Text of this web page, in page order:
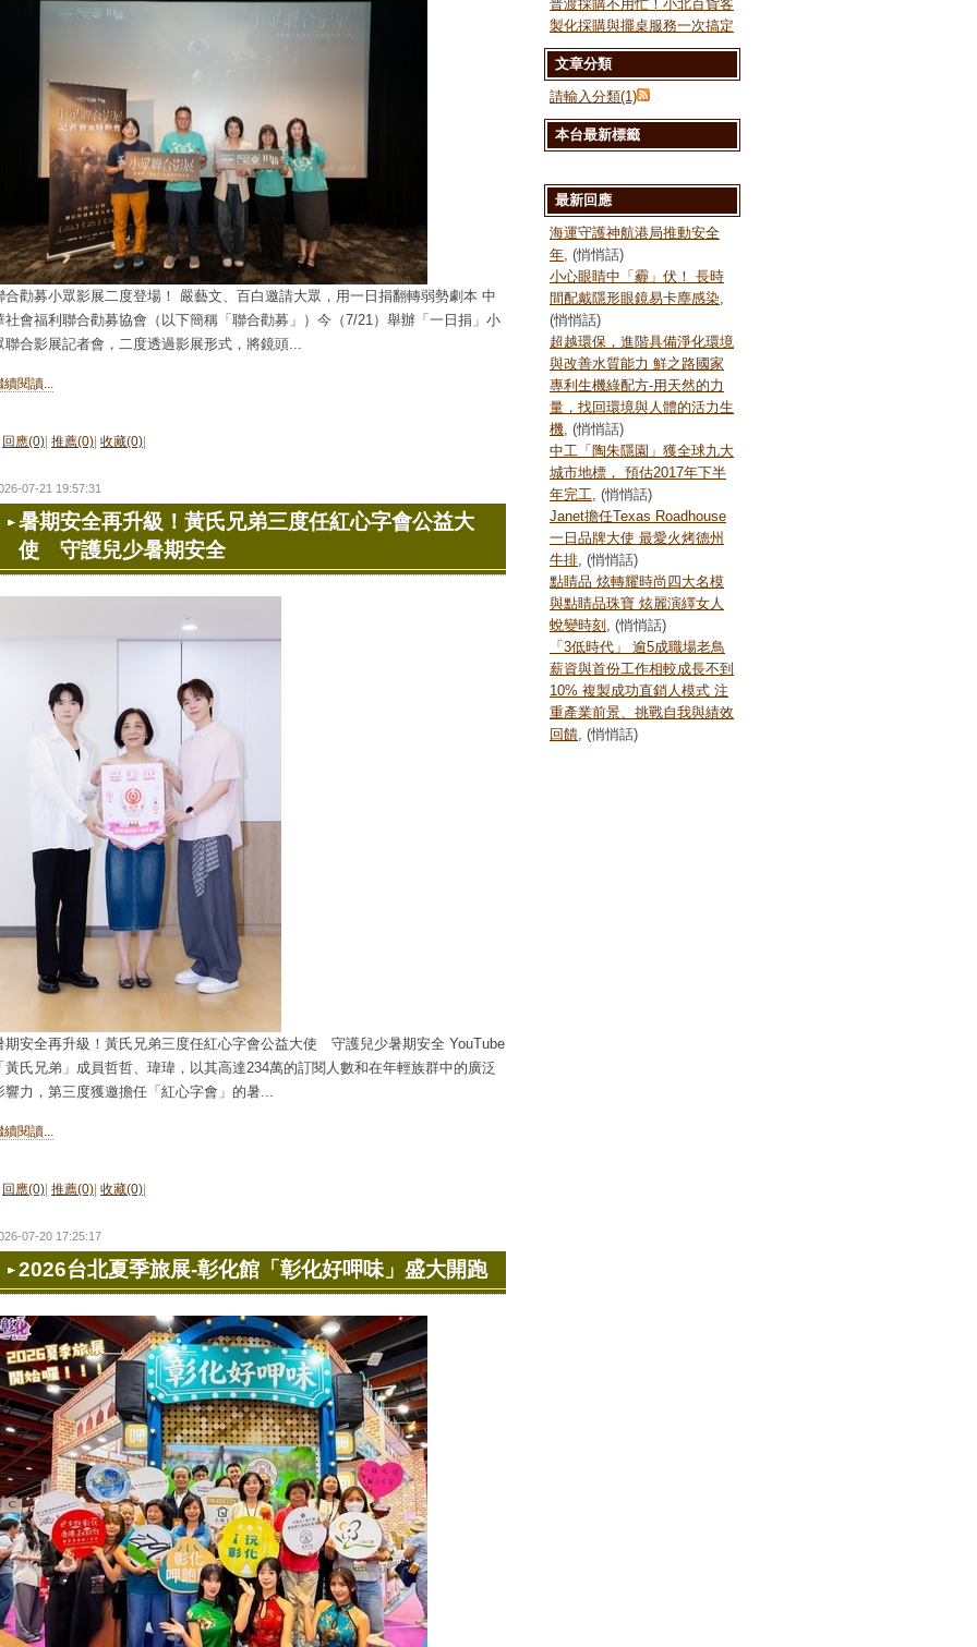
合勸募小眾影展二度登場！ 嚴藝文、百白邀請大眾，用一日捐翻轉弱勢劇本 中
社會福利聯合勸募協會（以下簡稱「聯合勸募」）今（7/21）舉辦「一日捐」小
聯合影展記者會，二度透過影展形式，將鏡頭...
續閱讀...
回應(0)| 推薦(0)| 收藏(0)|
07-21 19:57:31
暑期安全再升級！黃氏兄弟三度任紅心字會公益大
使 守護兒少暑期安全
期安全再升級！黃氏兄弟三度任紅心字會公益大使 守護兒少暑期安全 YouTube
黃氏兄弟」成員哲哲、瑋瑋，以其高達234萬的訂閱人數和在年輕族群中的廣泛
響力，第三度獲邀擔任「紅心字會」的暑...
續閱讀...
回應(0)| 推薦(0)| 收藏(0)|
07-20 17:25:17
2026台北夏季旅展-彰化館「彰化好呷味」盛大開跑
普渡採購不用忙！小北百貨客
製化採購與擺桌服務一次搞定
文章分類
請輸入分類(1)
本台最新標籤
最新回應
海運守護神航港局推動安全
年 , (悄悄話)
小心眼睛中「霾」伏！ 長時
間配戴隱形眼鏡易卡塵感染
(悄悄話)
超越環保，進階具備淨化環境
與改善水質能力 鮮之路國家
專利生機綠配方-用天然的力
量，找回環境與人體的活力生
機 , (悄悄話)
中工「陶朱隱園」獲全球九大
城市地標， 預估2017年下半
年完工 , (悄悄話)
Janet擔任Texas Roadhouse
一日品牌大使 最愛火烤德州
牛排 , (悄悄話)
點睛品 炫轉耀時尚四大名模
與點睛品珠寶 炫麗演繹女人
蛻變時刻
, (悄悄話)
「3低時代」 逾5成職場老鳥
薪資與首份工作相較成長不到
10% 複製成功直銷人模式 注
重產業前景、挑戰自我與績效
回饋 , (悄悄話)